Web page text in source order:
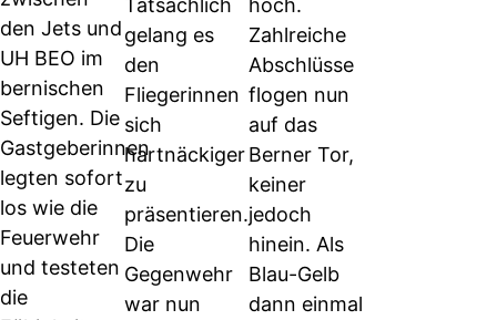
den Jets und
UH BEO im
bernischen
Seftigen. Die
Gastgeberinnen
legten sofort
los wie die
Feuerwehr
und testeten
die
Tatsächlich
gelang es
den
Fliegerinnen
sich
hartnäckiger
zu
präsentieren.
Die
Gegenwehr
war nun
hoch.
Zahlreiche
Abschlüsse
flogen nun
auf das
Berner Tor,
keiner
jedoch
hinein. Als
Blau-Gelb
dann einmal